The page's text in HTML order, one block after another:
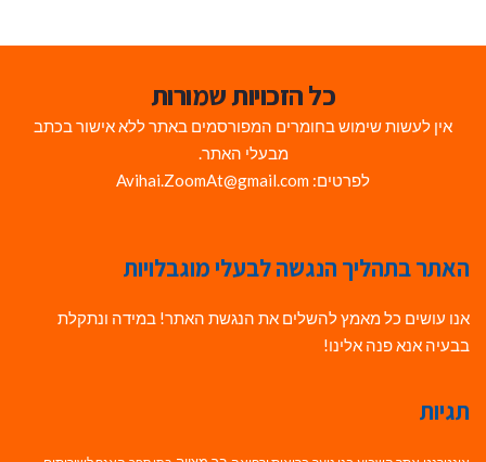
כל הזכויות שמורות
אין לעשות שימוש בחומרים המפורסמים באתר ללא אישור בכתב
מבעלי האתר.
לפרטים: Avihai.ZoomAt@gmail.com
האתר בתהליך הנגשה לבעלי מוגבלויות
אנו עושים כל מאמץ להשלים את הנגשת האתר! במידה ונתקלת
בבעיה אנא פנה אלינו!
תגיות